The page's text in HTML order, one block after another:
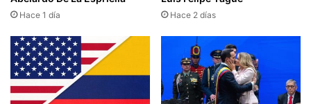
Hace 1 día Hace 2 días